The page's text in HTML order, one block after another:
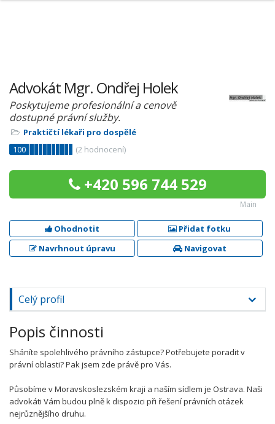
Advokát Mgr. Ondřej Holek
Poskytujeme profesionální a cenově
dostupné právní služby.
Praktičtí lékaři pro dospělé
100
(2 hodnocení)
+420 596 744 529
Main
Ohodnotit
Přidat fotku
Navrhnout úpravu
Navigovat
Celý profil
Popis činnosti
Sháníte spolehlivého právního zástupce? Potřebujete poradit v
právní oblasti? Pak jsem zde právě pro Vás.
Působíme v Moravskoslezském kraji a naším sídlem je Ostrava. Naši
advokáti Vám budou plně k dispozici při řešení právních otázek
nejrůznějšího druhu.